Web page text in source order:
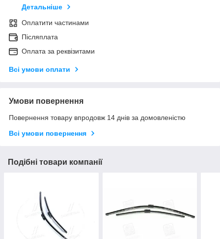
Детальніше
Оплатити частинами
Післяплата
Оплата за реквізитами
Всі умови оплати
Умови повернення
Повернення товару впродовж 14 днів за домовленістю
Всі умови повернення
Подібні товари компанії